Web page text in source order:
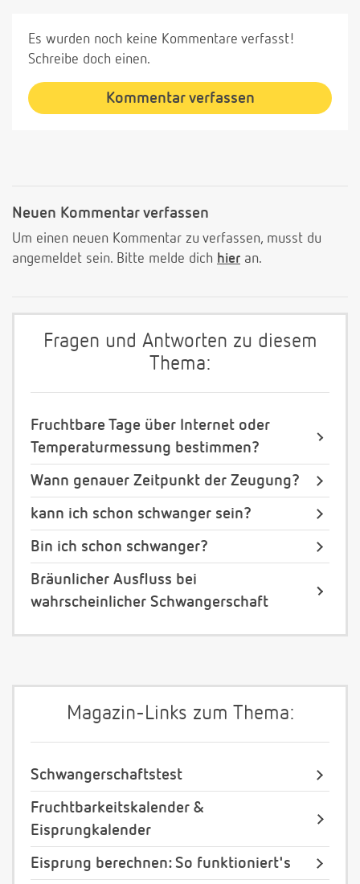
Es wurden noch keine Kommentare verfasst!
Schreibe doch einen.
Kommentar verfassen
Neuen Kommentar verfassen
Um einen neuen Kommentar zu verfassen, musst du
angemeldet sein. Bitte melde dich hier an.
Fragen und Antworten zu diesem
Thema:
Fruchtbare Tage über Internet oder
Temperaturmessung bestimmen?
Wann genauer Zeitpunkt der Zeugung?
kann ich schon schwanger sein?
Bin ich schon schwanger?
Bräunlicher Ausfluss bei
wahrscheinlicher Schwangerschaft
Magazin-Links zum Thema:
Schwangerschaftstest
Fruchtbarkeitskalender &
Eisprungkalender
Eisprung berechnen: So funktioniert's